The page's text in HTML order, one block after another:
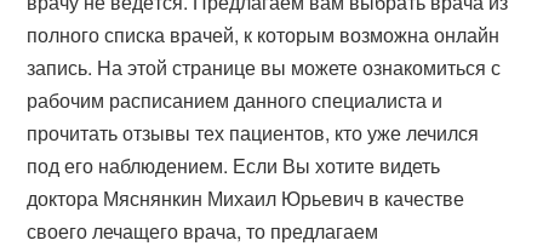
полного списка врачей, к которым возможна онлайн
запись. На этой странице вы можете ознакомиться с
рабочим расписанием данного специалиста и
прочитать отзывы тех пациентов, кто уже лечился
под его наблюдением. Если Вы хотите видеть
доктора Мяснянкин Михаил Юрьевич в качестве
своего лечащего врача, то предлагаем